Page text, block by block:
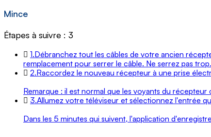
Mince
Étapes à suivre : 3
1.Débranchez tout les câbles de votre ancien
remplacement pour serrer le câble. Ne serrez pas trop.
2.Raccordez le nouveau récepteur à une prise
Remarque : il est normal que les voyants du
3.Allumez votre téléviseur et sélectionnez l'entrée
Dans les 5 minutes qui suivent, l'application